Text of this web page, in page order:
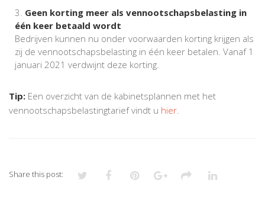
Geen korting meer als vennootschapsbelasting in
één keer betaald wordt
Bedrijven kunnen nu onder voorwaarden korting krijgen als
zij de vennootschapsbelasting in één keer betalen. Vanaf 1
januari 2021 verdwijnt deze korting.
Tip: Een overzicht van de kabinetsplannen met het
vennootschapsbelastingtarief vindt u hier
Share this post: